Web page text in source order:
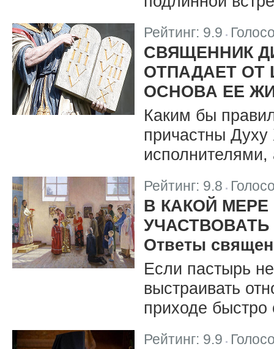
Рейтинг: 9.9
СВЯЩЕННИК
ОТПАДАЕТ ОТ
ОСНОВА ЕЕ
Каким бы
причастны
Рейтинг: 9.8
В КАКОЙ
Ответы
Если пастырь
выстраивать
приходе быстро
Рейтинг: 9.9